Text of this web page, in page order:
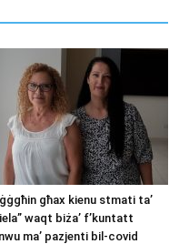
għax kienu stmati ta’
waqt biża’ f’kuntatt
ma’ pazjenti bil-covid